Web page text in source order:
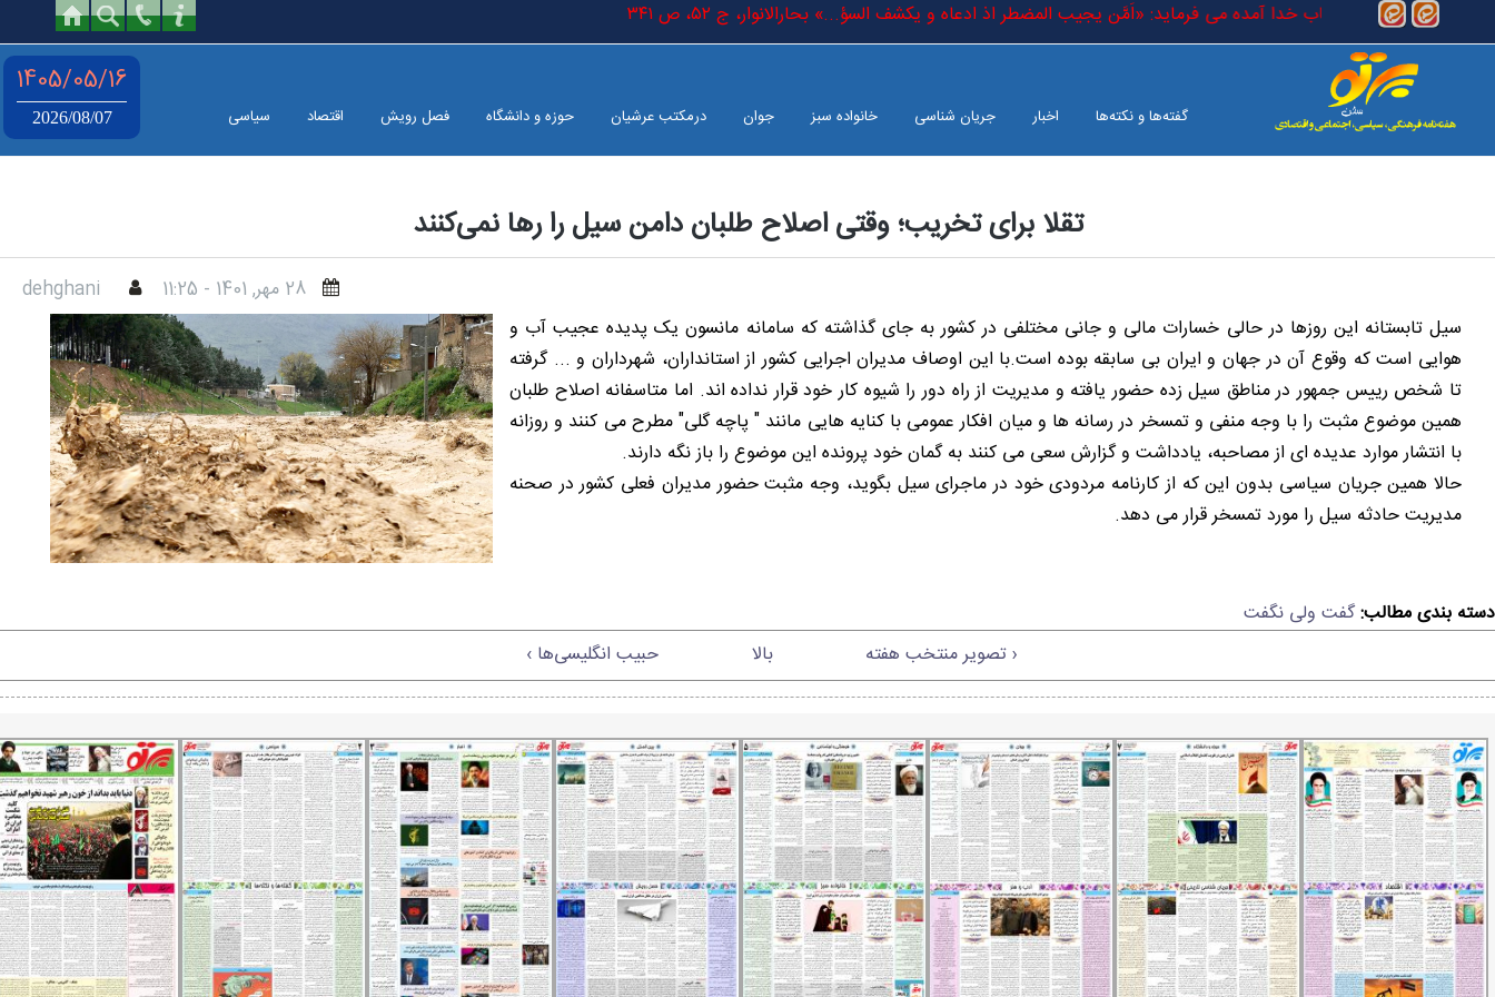
رفتن به محتوای اصلی
(حقیقی) است که در کتاب خدا آمده می فرماید: «اَمَّن یجیب المضطر اذ ادعاه و یکشف السؤ...» بحارالانوار، ج ٥٢، ص ٣٤١
گفته‌ها و نکته‌ها اخبار جریان شناسی خانواده سبز جوان درمکتب عرشیان حوزه و دانشگاه فصل رویش اقتصاد سیاسی
صفحه آخر
1405/05/16
2026/08/07
تقلا برای تخریب؛ وقتی اصلاح طلبان دامن سیل را رها نمی‌کنند
28 مهر, 1401 - 11:25
dehghani
سیل تابستانه این روزها در حالی خسارات مالی و جانی مختلفی در کشور به جای گذاشته که سامانه مانسون یک پدیده عجیب آب و
هوایی است که وقوع آن در جهان و ایران بی سابقه بوده است.با این اوصاف مدیران اجرایی کشور از استانداران، شهرداران و ... گرفته
تا شخص رییس جمهور در مناطق سیل زده حضور یافته و مدیریت از راه دور را شیوه کار خود قرار نداده اند. اما متاسفانه اصلاح طلبان
همین موضوع مثبت را با وجه منفی و تمسخر در رسانه ها و میان افکار عمومی با کنایه هایی مانند " پاچه گلی" مطرح می کنند و روزانه
با انتشار موارد عدیده ای از مصاحبه، یادداشت و گزارش سعی می کنند به گمان خود پرونده این موضوع را باز نگه دارند.
حالا همین جریان سیاسی بدون این که از کارنامه مردودی خود در ماجرای سیل بگوید، وجه مثبت حضور مدیران فعلی کشور در صحنه
مدیریت حادثه سیل را مورد تمسخر قرار می دهد.
دسته بندی مطالب:گفت ولی نگفت
‹ تصویر منتخب هفته
بالا حبیب انگلیسی‌ها ›